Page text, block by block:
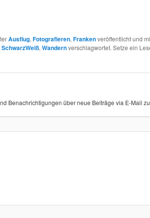
Ausflug, Fotografieren, Frankenveröffentlicht und
SchwarzWeiß, Wandernverschlagwortet. Setze ein
Benachrichtigungen über neue Beiträge via E-Mail